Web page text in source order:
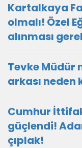
Kartalkaya
olmalı! Özel
alınması
Tevke Müdür
arkası neden
Cumhur
güçlendi!
çıplak!